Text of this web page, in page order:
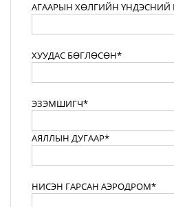
АГААРЫН ХӨЛГИЙН ҮНДЭСНИЙ
ХУУДАС БӨГЛӨСӨН*
ЭЗЭМШИГЧ*
АЯЛЛЫН ДУГААР*
НИСЭН ГАРСАН АЭРОДРОМ*